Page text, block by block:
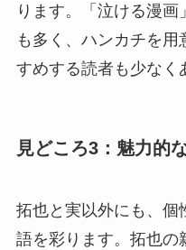
ります。「泣ける漫画
も多く、ハンカチを
すめする読者も少なく
見どころ3：魅力的
拓也と実以外にも、個
語を彩ります。拓也の